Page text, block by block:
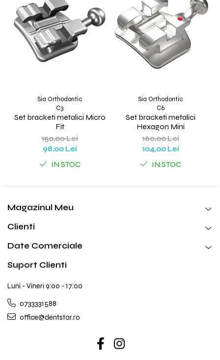
Sia Orthodontic
C3
Set bracketi metalici Micro
Fit
150,00 Lei
98,00 Lei
IN STOC
Sia Orthodontic
C6
Set bracketi metalici
Hexagon Mini
160,00 Lei
104,00 Lei
IN STOC
Magazinul Meu
Clienti
Date Comerciale
Suport Clienti
Luni - Vineri 9:00 - 17:00
0733331588
office@dentstar.ro